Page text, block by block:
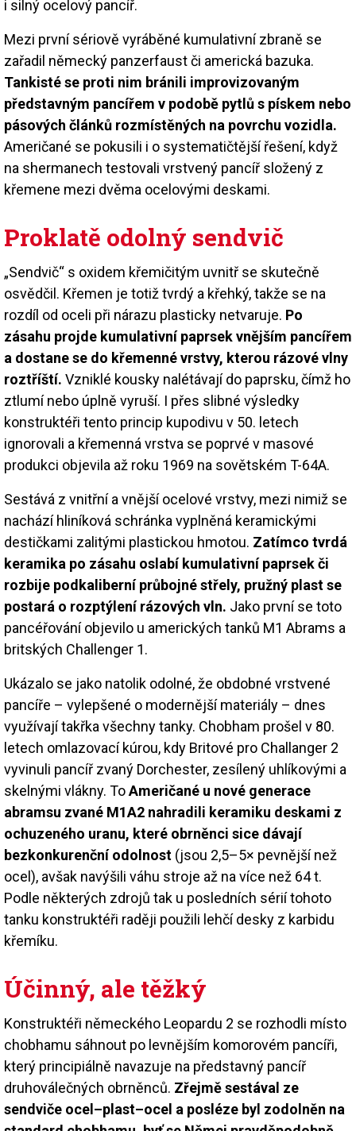
i silný ocelový pancíř.
Mezi první sériově vyráběné kumulativní zbraně se
zařadil německý panzerfaust či americká bazuka.
Tankisté se proti nim bránili improvizovaným
představným pancířem v podobě pytlů s pískem nebo
pásových článků rozmístěných na povrchu vozidla.
Američané se pokusili i o systematičtější řešení, když
na shermanech testovali vrstvený pancíř složený z
křemene mezi dvěma ocelovými deskami.
Proklatě odolný sendvič
„Sendvič“ s oxidem křemičitým uvnitř se skutečně
osvědčil. Křemen je totiž tvrdý a křehký, takže se na
rozdíl od oceli při nárazu plasticky netvaruje. Po
zásahu projde kumulativní paprsek vnějším pancířem
a dostane se do křemenné vrstvy, kterou rázové vlny
roztříští. Vzniklé kousky nalétávají do paprsku, čímž ho
ztlumí nebo úplně vyruší. I přes slibné výsledky
konstruktéři tento princip kupodivu v 50. letech
ignorovali a křemenná vrstva se poprvé v masové
produkci objevila až roku 1969 na sovětském T-64A.
Sestává z vnitřní a vnější ocelové vrstvy, mezi nimiž se
nachází hliníková schránka vyplněná keramickými
destičkami zalitými plastickou hmotou. Zatímco tvrdá
keramika po zásahu oslabí kumulativní paprsek či
rozbije podkaliberní průbojné střely, pružný plast se
postará o rozptýlení rázových vln. Jako první se toto
pancéřování objevilo u amerických tanků M1 Abrams a
britských Challenger 1.
Ukázalo se jako natolik odolné, že obdobné vrstvené
pancíře – vylepšené o modernější materiály – dnes
využívají takřka všechny tanky. Chobham prošel v 80.
letech omlazovací kúrou, kdy Britové pro Challanger 2
vyvinuli pancíř zvaný Dorchester, zesílený uhlíkovými a
skelnými vlákny. ToAmeričané u nové generace
abramsu zvané M1A2 nahradili keramiku deskami z
ochuzeného uranu, které obrněnci sice dávají
bezkonkurenční odolnost (jsou 2,5–5× pevnější než
ocel), avšak navýšili váhu stroje až na více než 64 t.
Podle některých zdrojů tak u posledních sérií tohoto
tanku konstruktéři raději použili lehčí desky z karbidu
křemíku.
Účinný, ale těžký
Konstruktéři německého Leopardu 2 se rozhodli místo
chobhamu sáhnout po levnějším komorovém pancíři,
který principiálně navazuje na představný pancíř
druhoválečných obrněnců. Zřejmě sestával ze
sendviče ocel–plast–ocel a posléze byl zodolněn na